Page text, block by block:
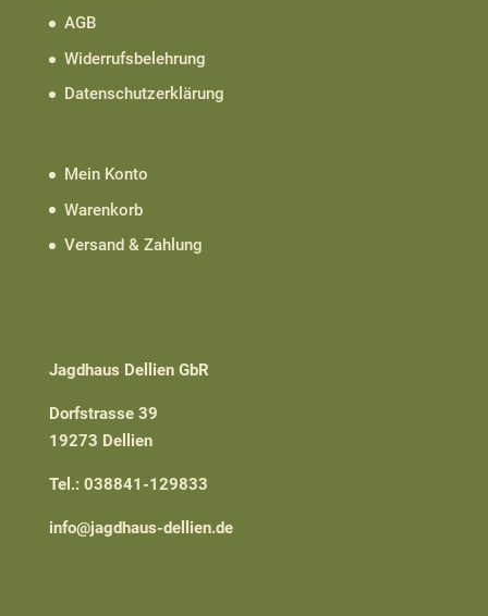
AGB
Widerrufsbelehrung
Datenschutzerklärung
Mein Konto
Warenkorb
Versand & Zahlung
Jagdhaus Dellien GbR
Dorfstrasse 39
19273 Dellien
Tel.: 038841-129833
info@jagdhaus-dellien.de